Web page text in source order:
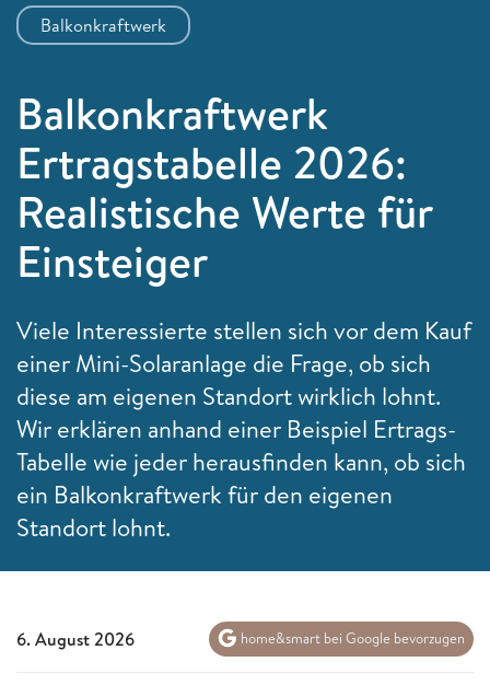
Balkonkraftwerk
Balkonkraftwerk
Ertragstabelle 2026:
Realistische Werte für
Einsteiger
Viele Interessierte stellen sich vor dem Kauf
einer Mini-Solaranlage die Frage, ob sich
diese am eigenen Standort wirklich lohnt.
Wir erklären anhand einer Beispiel Ertrags-
Tabelle wie jeder herausfinden kann, ob sich
ein Balkonkraftwerk für den eigenen
Standort lohnt.
6. August 2026 home&smart bei Google bevorzugen